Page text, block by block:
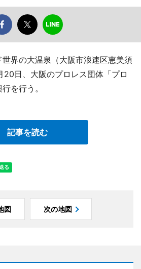
界の大温泉（大阪市浪速区恵美須
日、大阪のプロレス団体「プロ
を行う。
記事を読む
図 次の地図